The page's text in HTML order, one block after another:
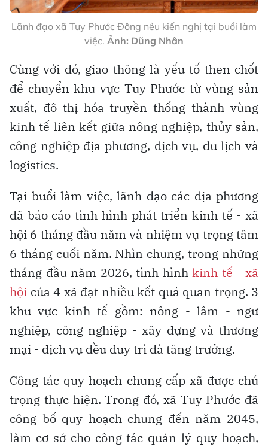
Lãnh đạo xã Tuy Phước Đông nêu kiến nghị tại buổi làm
việc. Ảnh: Dũng Nhân
Cùng với đó, giao thông là yếu tố then chốt
để chuyển khu vực Tuy Phước từ vùng sản
xuất, đô thị hóa truyền thống thành vùng
kinh tế liên kết giữa nông nghiệp, thủy sản,
công nghiệp địa phương, dịch vụ, du lịch và
logistics.
Tại buổi làm việc, lãnh đạo các địa phương
đã báo cáo tình hình phát triển kinh tế - xã
hội 6 tháng đầu năm và nhiệm vụ trọng tâm
6 tháng cuối năm. Nhìn chung, trong những
tháng đầu năm 2026, tình hìnhkinh tế - xã
hội của 4 xã đạt nhiều kết quả quan trọng. 3
khu vực kinh tế gồm: nông - lâm - ngư
nghiệp, công nghiệp - xây dựng và thương
mại - dịch vụ đều duy trì đà tăng trưởng.
Công tác quy hoạch chung cấp xã được chú
trọng thực hiện. Trong đó, xã Tuy Phước đã
công bố quy hoạch chung đến năm 2045,
làm cơ sở cho công tác quản lý quy hoạch,